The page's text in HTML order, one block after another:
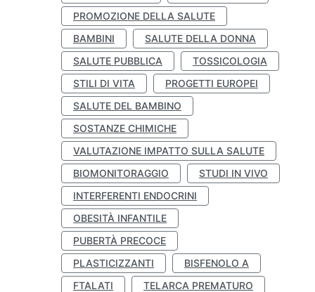
PROMOZIONE DELLA SALUTE
BAMBINI
SALUTE DELLA DONNA
SALUTE PUBBLICA
TOSSICOLOGIA
STILI DI VITA
PROGETTI EUROPEI
SALUTE DEL BAMBINO
SOSTANZE CHIMICHE
VALUTAZIONE IMPATTO SULLA SALUTE
BIOMONITORAGGIO
STUDI IN VIVO
INTERFERENTI ENDOCRINI
OBESITÀ INFANTILE
PUBERTÀ PRECOCE
PLASTICIZZANTI
BISFENOLO A
FTALATI
TELARCA PREMATURO